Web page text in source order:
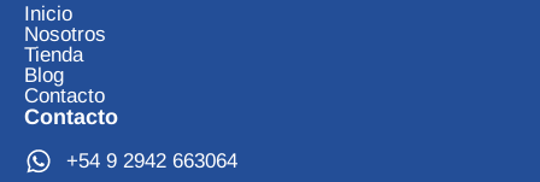
Inicio
Nosotros
Tienda
Blog
Contacto
Contacto
+54 9 2942 663064